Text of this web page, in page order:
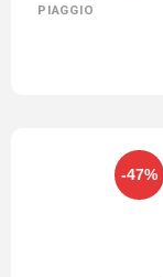
PIAGGIO
-47%